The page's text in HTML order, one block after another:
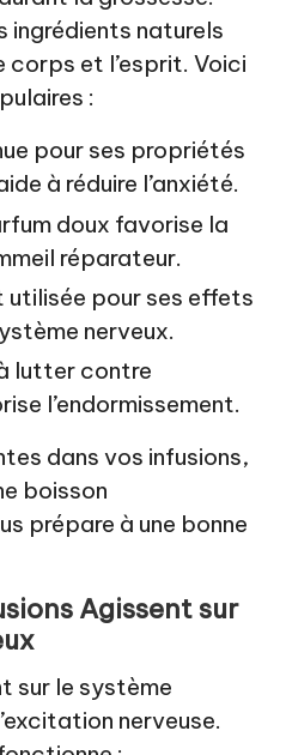
ingrédients naturels
corps et l’esprit. Voici
:
pour ses propriétés
à réduire l’anxiété.
doux favorise la
réparateur.
utilisée pour ses effets
nerveux.
lutter contre
l’endormissement.
dans vos infusions,
boisson
prépare à une bonne
Agissent sur
sur le système
nerveuse.